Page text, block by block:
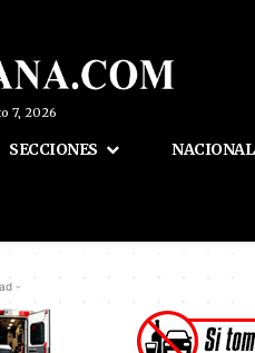
7, 2026
SECCIONES NACIONAL
-